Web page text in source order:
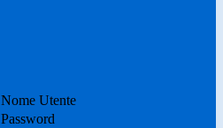
Nome Utente
Password